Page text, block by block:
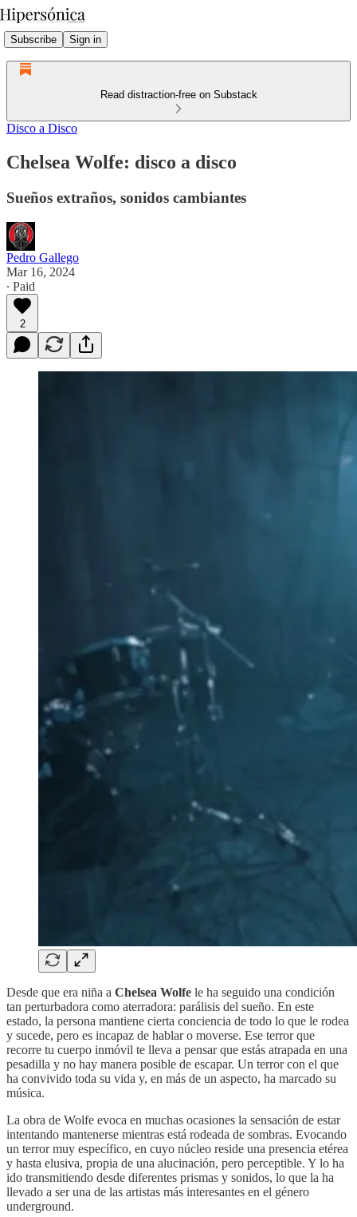
Subscribe Sign in
Read distraction-free on Substack
Disco a Disco
Chelsea Wolfe: disco a disco
Sueños extraños, sonidos cambiantes
Pedro Gallego
Mar 16, 2024
∙ Paid
2
Desde que era niña a Chelsea Wolfe le ha seguido una condición
tan perturbadora como aterradora: parálisis del sueño. En este
estado, la persona mantiene cierta conciencia de todo lo que le rodea
y sucede, pero es incapaz de hablar o moverse. Ese terror que
recorre tu cuerpo inmóvil te lleva a pensar que estás atrapada en una
pesadilla y no hay manera posible de escapar. Un terror con el que
ha convivido toda su vida y, en más de un aspecto, ha marcado su
música.
La obra de Wolfe evoca en muchas ocasiones la sensación de estar
intentando mantenerse mientras está rodeada de sombras. Evocando
un terror muy específico, en cuyo núcleo reside una presencia etérea
y hasta elusiva, propia de una alucinación, pero perceptible. Y lo ha
ido transmitiendo desde diferentes prismas y sonidos, lo que la ha
llevado a ser una de las artistas más interesantes en el género
underground.